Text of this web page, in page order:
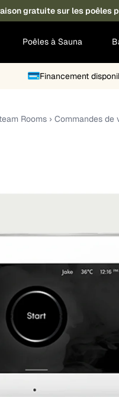
gratuite sur les poêles
Poêles à Sauna
Financement
Rooms › Commandes de